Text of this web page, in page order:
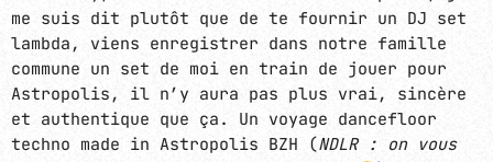
me suis dit plutôt que de te fournir un DJ set
lambda, viens enregistrer dans notre famille
commune un set de moi en train de jouer pour
Astropolis, il n’y aura pas plus vrai, sincère
et authentique que ça. Un voyage dancefloor
techno made in Astropolis BZH (NDLR : on vous